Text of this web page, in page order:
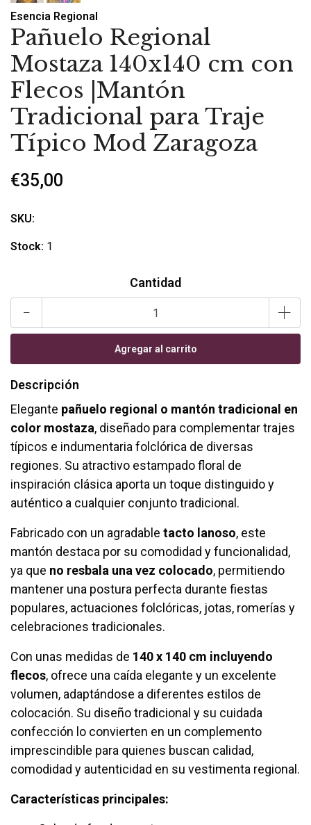
Esencia Regional
Pañuelo Regional
Mostaza 140x140 cm con
Flecos |Mantón
Tradicional para Traje
Típico Mod Zaragoza
€35,00
SKU:
Stock: 1
Cantidad
- +
Descripción
Elegante pañuelo regional o mantón tradicional en
color mostaza, diseñado para complementar trajes
típicos e indumentaria folclórica de diversas
regiones. Su atractivo estampado floral de
inspiración clásica aporta un toque distinguido y
auténtico a cualquier conjunto tradicional.
Fabricado con un agradable tacto lanoso, este
mantón destaca por su comodidad y funcionalidad,
ya que no resbala una vez colocado, permitiendo
mantener una postura perfecta durante fiestas
populares, actuaciones folclóricas, jotas, romerías y
celebraciones tradicionales.
Con unas medidas de 140 x 140 cm incluyendo
flecos, ofrece una caída elegante y un excelente
volumen, adaptándose a diferentes estilos de
colocación. Su diseño tradicional y su cuidada
confección lo convierten en un complemento
imprescindible para quienes buscan calidad,
comodidad y autenticidad en su vestimenta regional.
Características principales: